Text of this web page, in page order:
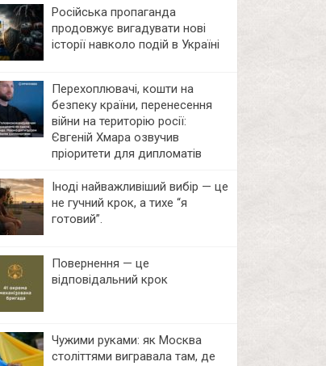
Російська пропаганда
продовжує вигадувати нові
історії навколо подій в Україні
Перехоплювачі, кошти на
безпеку країни, перенесення
війни на територію росії:
Євгеній Хмара озвучив
пріоритети для дипломатів
Іноді найважливіший вибір — це
не гучний крок, а тихе “я
готовий”.
Повернення — це
відповідальний крок
Чужими руками: як Москва
століттями вигравала там, де